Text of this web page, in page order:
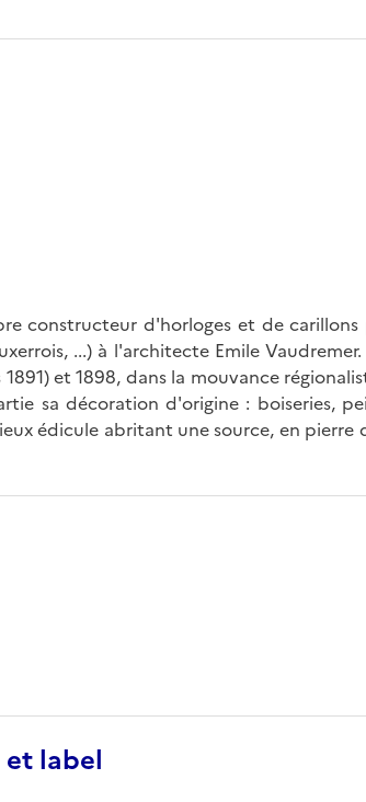
constructeur d'horloges et de carillons
...) à l'architecte Emile
et 1898, dans la mouvance
sa décoration d'origine : boiseries,
édicule abritant une source, en pierre
label